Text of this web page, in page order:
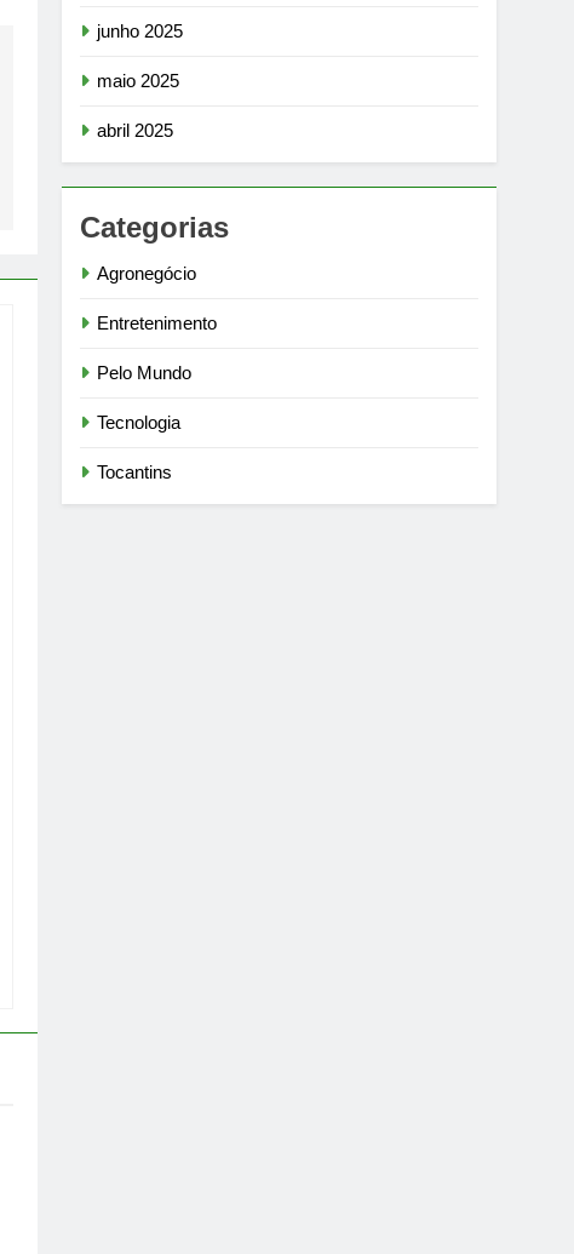
junho 2025
maio 2025
abril 2025
Categorias
Agronegócio
Entretenimento
Pelo Mundo
Tecnologia
Tocantins